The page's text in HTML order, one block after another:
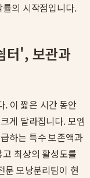
의 시작점입니다.
터', 보관과
. 이 짧은 시간 동안
게 달라집니다. 모엠
하는 특수 보존액과
최상의 활성도를
문 모낭분리팀이 현